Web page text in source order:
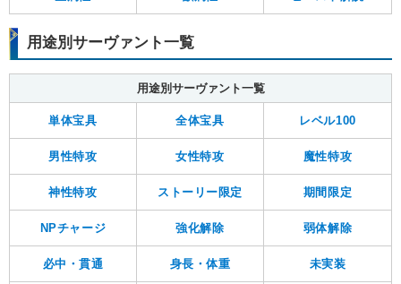
用途別サーヴァント一覧
用途別サーヴァント一覧
単体宝具 全体宝具 レベル100
男性特攻 女性特攻 魔性特攻
神性特攻 ストーリー限定 期間限定
NPチャージ 強化解除 弱体解除
必中・貫通 身長・体重 未実装